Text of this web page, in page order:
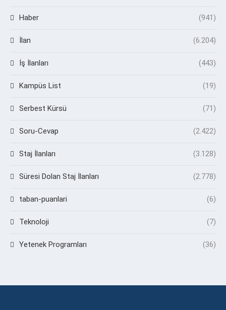
Haber (941)
İlan (6.204)
İş İlanları (443)
Kampüs List (19)
Serbest Kürsü (71)
Soru-Cevap (2.422)
Staj İlanları (3.128)
Süresi Dolan Staj İlanları (2.778)
taban-puanlari (6)
Teknoloji (7)
Yetenek Programları (36)